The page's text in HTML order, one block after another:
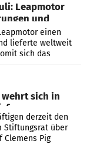
Leapmotor
und
Marke
einen
lieferte weltweit
sich das
mehr als
sich in
derzeit den
Stiftungsrat über
Clemens Pig